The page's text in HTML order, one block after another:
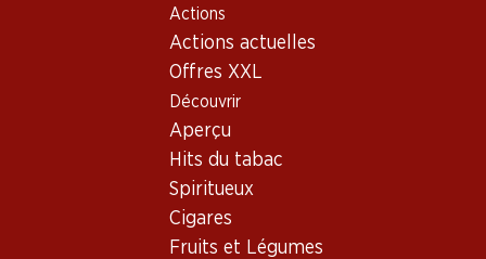
Actions
Actions actuelles
Offres XXL
Découvrir
Aperçu
Hits du tabac
Spiritueux
Cigares
Fruits et Légumes
Shop des Vins
Italie
les Abruzzes
Fantini Montepulciano d’Abruzzo DOC